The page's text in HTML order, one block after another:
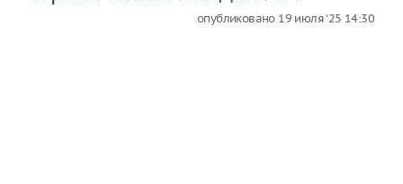
опубликовано 19 июля ‘25 14:30